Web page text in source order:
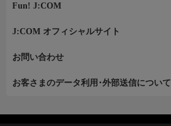
Fun! J:COM
J:COM オフィシャルサイト
お問い合わせ
お客さまのデータ利用･外部送信について